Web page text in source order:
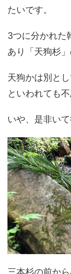
たいです。
3つに分かれた
あり「天狗杉
天狗かは別と
といわれても
いや、是非い